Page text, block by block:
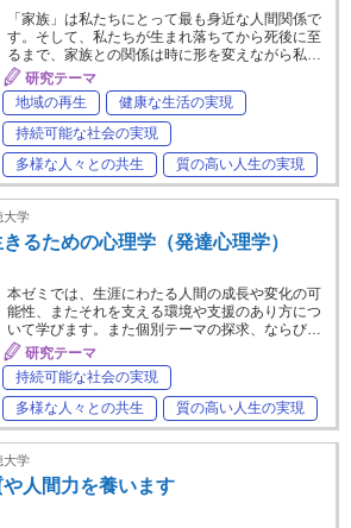
「家族」は私たちにとって最も身近な人間関係で
す。そして、私たちが生まれ落ちてから死後に至
るまで、家族との関係は時に形を変えながら私…
研究テーマ
地域の再生
健康な生活の実現
持続可能な社会の実現
多様な人々との共生
質の高い人生の実現
大学
るための心理学（発達心理学）
本ゼミでは、生涯にわたる人間の成長や変化の可
能性、またそれを支える環境や支援のあり方につ
いて学びます。また個別テーマの探求、ならび…
研究テーマ
持続可能な社会の実現
多様な人々との共生
質の高い人生の実現
大学
人間力を養います